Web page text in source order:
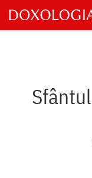
Skip
to
main